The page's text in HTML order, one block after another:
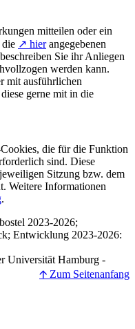
mitteilen oder ein
die ↗ hierangegebenen
Sie ihr Anliegen
werden kann.
mit ausführlichen
gerne mit in die
die für die Funktion
sind. Diese
Sitzung bzw. dem
Weitere Informationen
.
2023-2026;
Entwicklung 2023-2026:
Universität Hamburg -
🡩 Zum Seitenanfang